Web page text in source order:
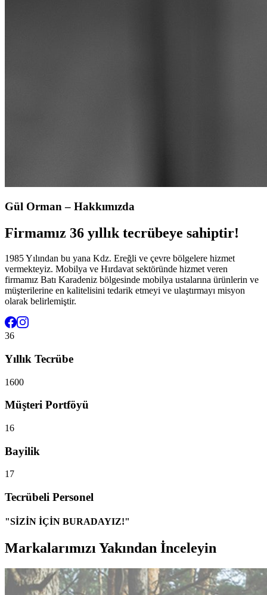
Gül Orman – Hakkımızda
Firmamız 36 yıllık tecrübeye sahiptir!
1985 Yılından bu yana Kdz. Ereğli ve çevre bölgelere hizmet
vermekteyiz. Mobilya ve Hırdavat sektöründe hizmet veren
firmamız Batı Karadeniz bölgesinde mobilya ustalarına ürünlerin ve
müşterilerine en kalitelisini tedarik etmeyi ve ulaştırmayı misyon
olarak belirlemiştir.
36
Yıllık Tecrübe
1600
Müşteri Portföyü
16
Bayilik
17
Tecrübeli Personel
"SİZİN İÇİN BURADAYIZ!"
Markalarımızı Yakından İnceleyin